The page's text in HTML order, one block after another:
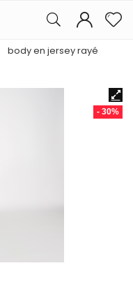
body en jersey rayé
- 30%